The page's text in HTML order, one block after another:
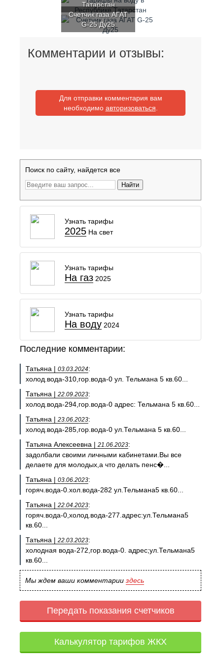
Татарстан
Счетчик газа АГАТ
G-25 Ду25
Комментарии и отзывы:
Для отправки комментария вам
необходимо авторизоваться
Поиск по сайту, найдется все
Найти
Узнать тарифы
2025 На свет
Узнать тарифы
На газ 2025
Узнать тарифы
На воду 2024
Последние комментарии:
Татьяна | 03.03.2024:
холод.вода-310,гор.вода-0 ул. Тельмана 5 кв.60...
Татьяна | 22.09.2023:
холод.вода-294,гор.вода-0 адрес: Тельмана 5 кв.60...
Татьяна | 23.06.2023:
холод.вода-285,гор.вода-0 ул.Тельмана 5 кв.60...
Татьяна Алексеевна | 21.06.2023:
задолбали своими личными кабинетами.Вы все
делаете для молодых,а что делать пенс�...
Татьяна | 03.06.2023:
горяч.вода-0.хол.вода-282 ул.Тельмана5 кв.60...
Татьяна | 22.04.2023:
горяч.вода-0,холод.вода-277.адрес:ул.Тельмана5
кв.60...
Татьяна | 22.03.2023:
холодная вода-272,гор.вода-0. адрес;ул.Тельмана5
кв.60...
Мы ждем ваши комментарии здесь
Передать показания счетчиков
Калькулятор тарифов ЖКХ